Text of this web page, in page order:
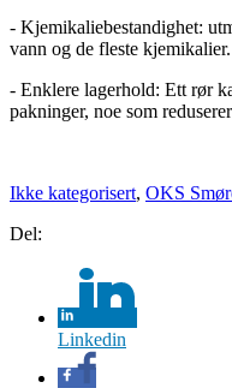
- Kjemikaliebestandighet:
vann og de fleste kjemikalier.
- Enklere lagerhold: Ett rør
pakninger, noe som
Ikke kategorisert, OKS
Del:
Linkedin